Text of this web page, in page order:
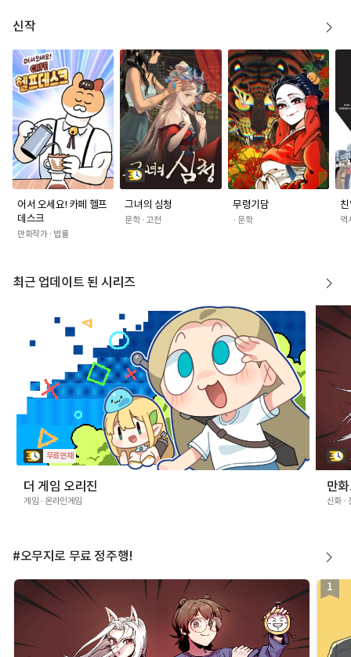
신작
어서 오세요! 카페 헬프
데스크
만화작가 · 법률
그녀의 심청
문학 · 고전
무령기담
· 문학 역
최근 업데이트 된 시리즈
무료연재
더 게임 오리진
게임 · 온라인게임
만
신화 ·
#오무지로 무료 정주행!
1